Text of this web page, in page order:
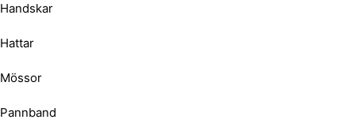
Handskar
Hattar
Mössor
Pannband